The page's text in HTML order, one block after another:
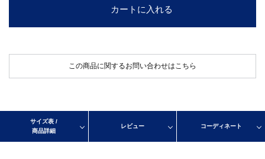
カートに入れる
この商品に関するお問い合わせはこちら
サイズ表 /
商品詳細
レビュー コーディネート